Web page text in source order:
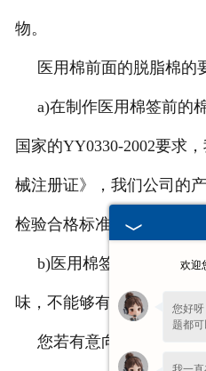
物。
医用棉前面的脱脂棉的
a)在制作医用棉签前的
国家的YY0330-2002要求
械注册证》，我们公司的
检验合格标准；
b)医用棉签前的棉花纤
味，不能够有黄斑、污渍
您若有意向请联系我们
欢迎
您好
题都可